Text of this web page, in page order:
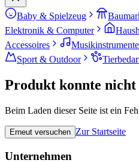
Baby & Spielzeug
Elektronik & Computer
Accessoires
Musikinstrumente
Sport & Outdoor
Produkt konnte nicht
Beim Laden dieser Seite ist ein
Erneut versuchen Zur Startseite
Unternehmen